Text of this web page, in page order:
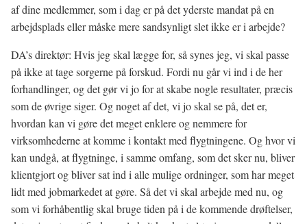
af dine medlemmer, som i dag er på det yderste mandat på en
arbejdsplads eller måske mere sandsynligt slet ikke er i arbejde?
DA’s direktør: Hvis jeg skal lægge for, så synes jeg, vi skal passe
på ikke at tage sorgerne på forskud. Fordi nu går vi ind i de her
forhandlinger, og det gør vi jo for at skabe nogle resultater, præcis
som de øvrige siger. Og noget af det, vi jo skal se på, det er,
hvordan kan vi gøre det meget enklere og nemmere for
virksomhederne at komme i kontakt med flygtningene. Og hvor vi
kan undgå, at flygtninge, i samme omfang, som det sker nu, bliver
klientgjort og bliver sat ind i alle mulige ordninger, som har meget
lidt med jobmarkedet at gøre. Så det vi skal arbejde med nu, og
som vi forhåbentlig skal bruge tiden på i de kommende drøftelser,